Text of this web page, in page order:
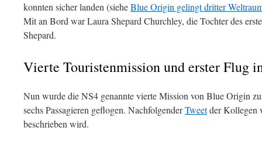
konnten sicher landen (sieheBlue Origin gelingt dritter
Mit an Bord war Laura Shepard Churchley, die Tochter des
Shepard.
Vierte Touristenmission und erster Flug
Nun wurde die NS4 genannte vierte Mission von Blue Origin
sechs Passagieren geflogen. NachfolgenderTweetder Kollegen
beschrieben wird.